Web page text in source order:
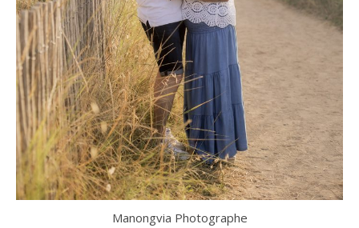
Manongvia Photographe